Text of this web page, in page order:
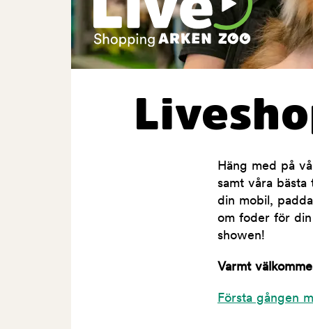
Häng med på
samt våra
din mobil,
om foder för din
showen!
Varmt
Första gången